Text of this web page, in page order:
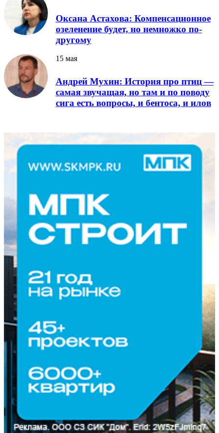
Оксана Астахова: Компенсационное
озеленение будет, но немножко по-
другому
15 мая
Андрей Мухин: История про птиц —
самая звучащая, но там и по поводу
сига есть вопросы, и бентоса, и илов